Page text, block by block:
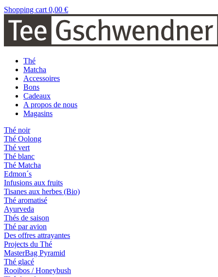
Shopping cart 0,00 €
Thé
Matcha
Accessoires
Bons
Cadeaux
A propos de nous
Magasins
Thé noir
Thé Oolong
Thé vert
Thé blanc
Thé Matcha
Edmon´s
Infusions aux fruits
Tisanes aux herbes (Bio)
Thé aromatisé
Ayurveda
Thés de saison
Thé par avion
Des offres attrayantes
Projects du Thé
MasterBag Pyramid
Thé glacé
Rooibos / Honeybush